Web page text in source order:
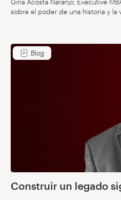
Gina Acosta Naranjo, Executive
sobre el poder de una historia y la
Blog
Construir un legado